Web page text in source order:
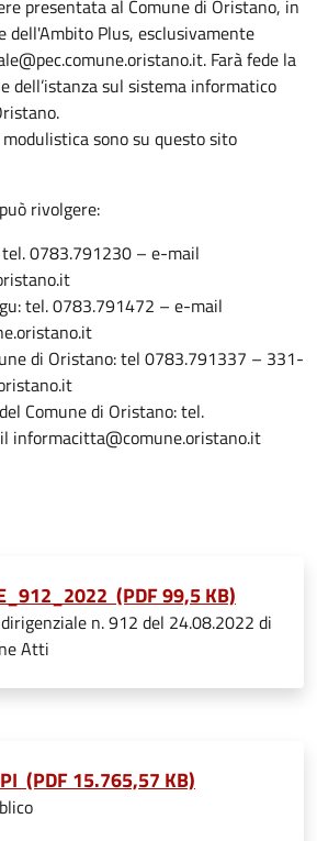
presentata al Comune di Oristano, in
dell'Ambito Plus, esclusivamente
Farà fede la
dell’istanza sul sistema informatico
sono su questo sito
rivolgere:
0783.791230 – e-mail
tel. 0783.791472 – e-mail
di Oristano: tel 0783.791337 – 331-
Comune di Oristano: tel.
informacitta@comune.oristano.it
(PDF 99,5 KB)
n. 912 del 24.08.2022 di
Atti
(PDF 15.765,57 KB)